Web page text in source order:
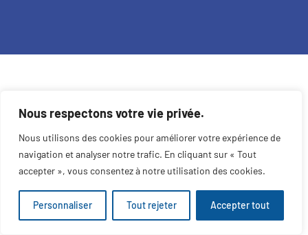
Nous respectons votre vie privée.
Nous utilisons des cookies pour améliorer votre expérience de
navigation et analyser notre trafic. En cliquant sur « Tout
accepter », vous consentez à notre utilisation des cookies.
Personnaliser Tout rejeter Accepter tout
© Centre de services scolaire des Hautes-Laurentides |
Constella - Agence créative